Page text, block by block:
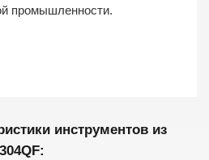
промышленности.
инструментов из